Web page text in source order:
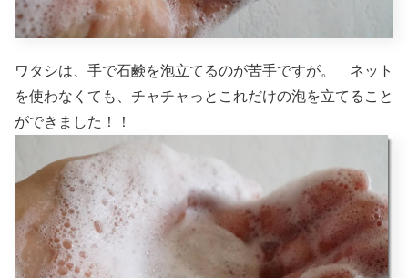
ワタシは、手で石鹸を泡立てるのが苦手ですが。 ネット
を使わなくても、チャチャっとこれだけの泡を立てること
ができました！！